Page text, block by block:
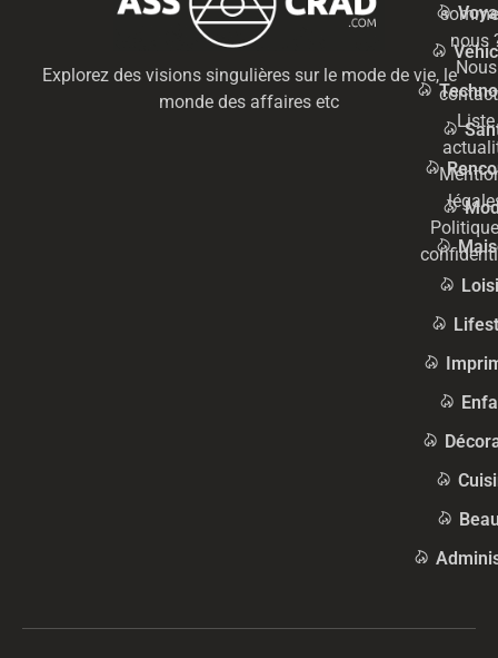
Explorez des visions singulières sur le mode de vie, le
monde des affaires etc
nous
Nous
Liste